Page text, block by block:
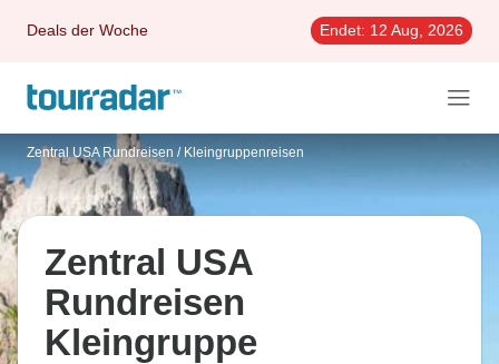
Deals der Woche Endet: 12 Aug, 2026
Zentral USA Rundreisen / Kleingruppenreisen
Zentral USA
Rundreisen
Kleingruppe